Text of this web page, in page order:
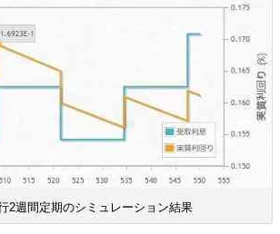
2週間定期のシミュレーション結果